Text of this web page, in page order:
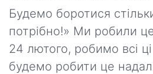
Будемо боротися
потрібно!» Ми робили
24 лютого, робимо всі ці
будемо робити це